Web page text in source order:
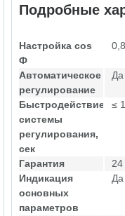
Подробные
Настройка cos
Ф
Автоматическое
регулирование
Да
Быстродействие
системы
регулирования,
сек
≤
Гарантия
Индикация
основных
параметров
Да